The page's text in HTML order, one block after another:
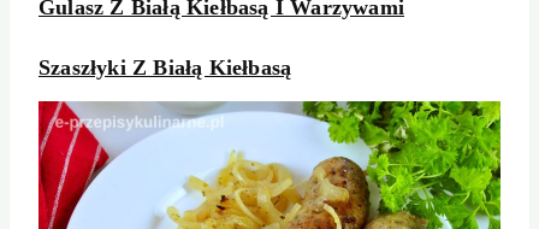
Gulasz Z Białą Kiełbasą I Warzywami
Szaszłyki Z Białą Kiełbasą